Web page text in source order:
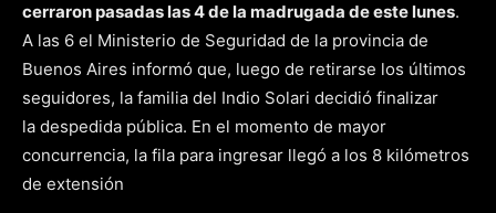
cerraron pasadas las 4 de la madrugada de este lunes.
A las 6 el Ministerio de Seguridad de la provincia de
Buenos Aires informó que, luego de retirarse los últimos
seguidores, la familia del Indio Solari decidió finalizar
la despedida pública. En el momento de mayor
concurrencia, la fila para ingresar llegó a los 8 kilómetros
de extensión